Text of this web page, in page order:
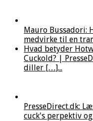
Mauro Bussadori:
medvirke til en
Hvad betyder
Cuckold? |
diller […]...
PresseDirect.dk:
cuck's perpektiv